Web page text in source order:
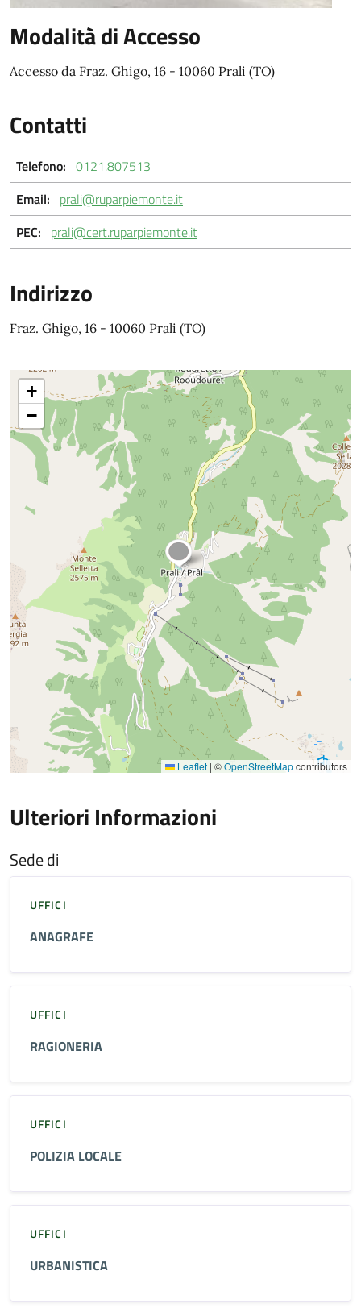
Modalità di Accesso
Accesso da Fraz. Ghigo, 16 - 10060 Prali (TO)
Contatti
Telefono: 0121.807513
Email: prali@ruparpiemonte.it
PEC: prali@cert.ruparpiemonte.it
Indirizzo
Fraz. Ghigo, 16 - 10060 Prali (TO)
+
−
Leaflet | ©OpenStreetMapcontributors
Ulteriori Informazioni
Sede di
UFFICI
ANAGRAFE
UFFICI
RAGIONERIA
UFFICI
POLIZIA LOCALE
UFFICI
URBANISTICA